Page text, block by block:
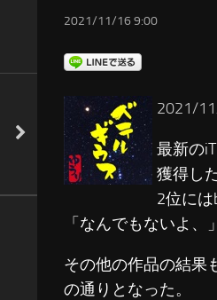
2021/11/16 9:00
2021/
最新の
獲得した
2位に
「なんでもないよ、
その他の作品の結果
の通りとなった。